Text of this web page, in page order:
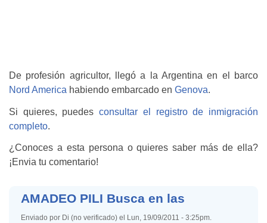
De profesión agricultor, llegó a la Argentina en el barco
Nord America habiendo embarcado en Genova.
Si quieres, puedesconsultar el registro de inmigración
completo.
¿Conoces a esta persona o quieres saber más de ella?
¡Envia tu comentario!
AMADEO PILI Busca en las
Enviado por Di (no verificado) el Lun, 19/09/2011 - 3:25pm.